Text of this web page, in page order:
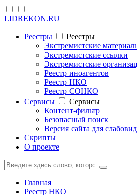
LIDREKON.RU
Реестры
Реестры
Экстремистские
Экстремистские ссылки
Экстремистские
Реестр иноагентов
Реестр НКО
Реестр СОНКО
Cервисы
Cервисы
Контент-фильтр
Безопасный поиск
Версия сайта для
Скрипты
О проекте
Главная
Реестр НКО